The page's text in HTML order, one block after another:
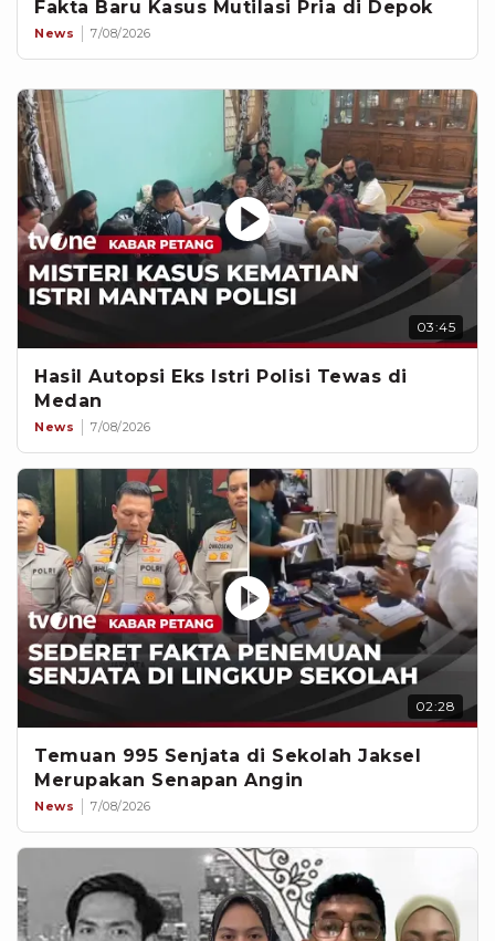
Fakta Baru Kasus Mutilasi Pria di Depok
News 7/08/2026
03:45
Hasil Autopsi Eks Istri Polisi Tewas di
Medan
News 7/08/2026
02:28
Temuan 995 Senjata di Sekolah Jaksel
Merupakan Senapan Angin
News 7/08/2026